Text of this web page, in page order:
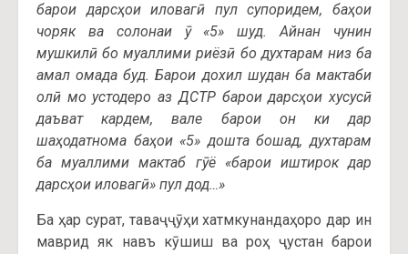
барои дарсҳои иловагӣ пул супоридем, баҳои
чоряк ва солонаи ӯ «5» шуд. Айнан чунин
мушкилӣ бо муаллими риёзӣ бо духтарам низ ба
амал омада буд. Барои дохил шудан ба мактаби
олӣ мо устодеро аз ДСТР барои дарсҳои хусусӣ
даъват кардем, вале барои он ки дар
шаҳодатнома баҳои «5» дошта бошад, духтарам
ба муаллими мактаб гӯё «барои иштирок дар
дарсҳои иловагӣ» пул дод…»
Ба ҳар сурат, таваҷҷӯҳи хатмкунандаҳоро дар ин
маврид як навъ кӯшиш ва роҳ ҷустан барои